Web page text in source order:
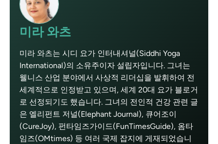
미라 와츠
미라 와츠는 시디 요가 인터내셔널(Siddhi Yoga
International)의 소유주이자 설립자입니다. 그녀는
웰니스 산업 분야에서 사상적 리더십을 발휘하여 전
세계적으로 인정받고 있으며, 세계 20대 요가 블로거
로 선정되기도 했습니다. 그녀의 전인적 건강 관련 글
은 엘리펀트 저널(Elephant Journal), 큐어조이
(CureJoy), 펀타임즈가이드(FunTimesGuide), 옴타
임즈(OMtimes) 등 여러 국제 잡지에 게재되었습니